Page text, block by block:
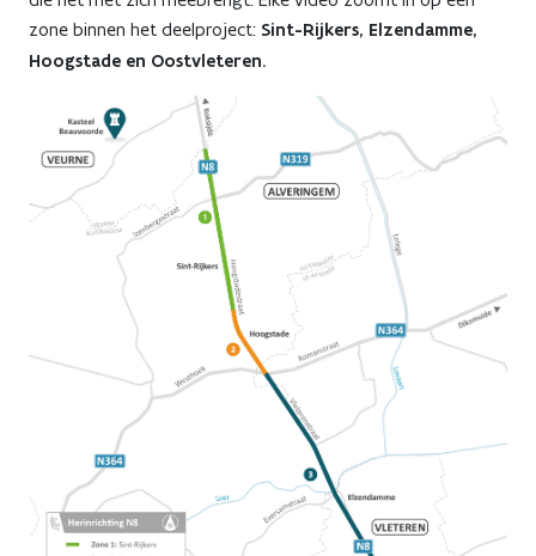
zone binnen het deelproject: Sint-Rijkers, Elzendamme,
Hoogstade en Oostvleteren.